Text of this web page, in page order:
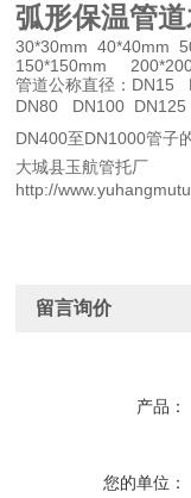
弧形保温管
30*30mm 40*40mm
150*150mm
管道公称直径：
DN80 DN100
DN400至DN1000管子
大城县玉航管托厂
http://
留言询价
产品：
您的单位：